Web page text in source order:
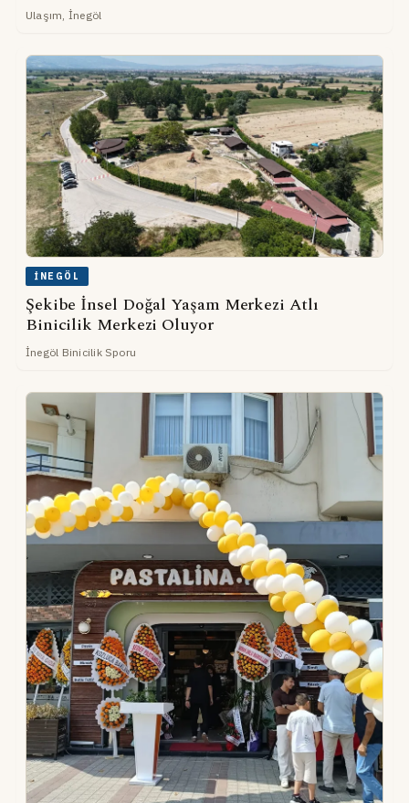
Ulaşım, İnegöl
İNEGÖL
Şekibe İnsel Doğal Yaşam Merkezi Atlı
Binicilik Merkezi Oluyor
İnegöl Binicilik Sporu